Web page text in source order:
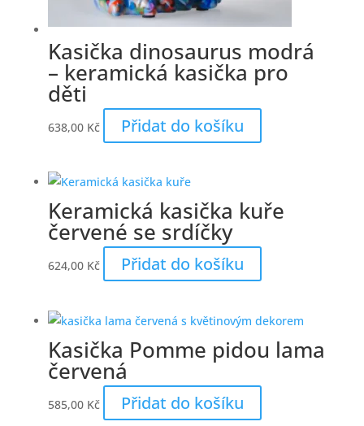
Kasička dinosaurus modrá
– keramická kasička pro
děti
638,00 Kč Přidat do košíku
Keramická kasička kuře
červené se srdíčky
624,00 Kč Přidat do košíku
Kasička Pomme pidou lama
červená
585,00 Kč Přidat do košíku